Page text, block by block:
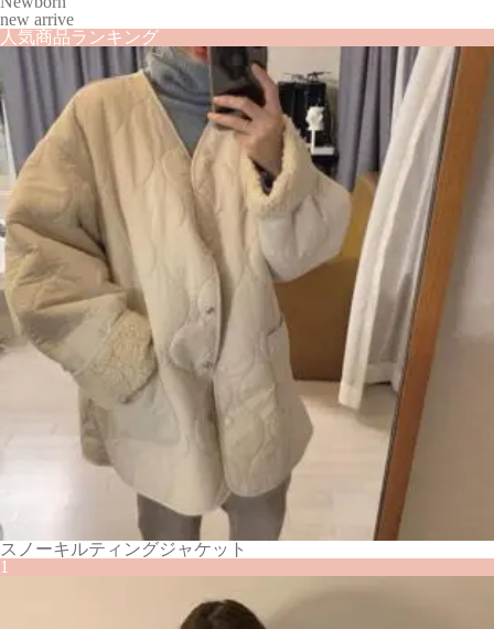
new arrive
人気商品ランキング
スノーキルティングジャケット
1